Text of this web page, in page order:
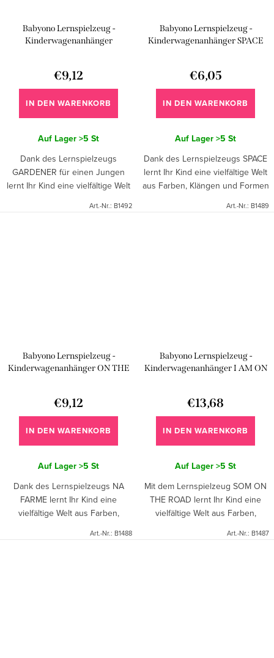
Babyono Lernspielzeug -
Kinderwagenanhänger
€9,12
IN DEN WARENKORB
Auf Lager >5 St
Dank des Lernspielzeugs
GARDENER für einen Jungen
lernt Ihr Kind eine vielfältige Welt
Art.-Nr.: B1492
Babyono Lernspielzeug -
Kinderwagenanhänger SPACE
€6,05
IN DEN WARENKORB
Auf Lager >5 St
Dank des Lernspielzeugs SPACE
lernt Ihr Kind eine vielfältige Welt
aus Farben, Klängen und Formen
Art.-Nr.: B1489
Babyono Lernspielzeug -
Kinderwagenanhänger ON THE
€9,12
IN DEN WARENKORB
Auf Lager >5 St
Dank des Lernspielzeugs NA
FARME lernt Ihr Kind eine
vielfältige Welt aus Farben,
Befestigen Sie das Spielzeug
Art.-Nr.: B1488
Babyono Lernspielzeug -
Kinderwagenanhänger I AM ON
€13,68
IN DEN WARENKORB
Auf Lager >5 St
Mit dem Lernspielzeug SOM ON
THE ROAD lernt Ihr Kind eine
vielfältige Welt aus Farben,
Befestigen Sie das Spielzeug
Art.-Nr.: B1487